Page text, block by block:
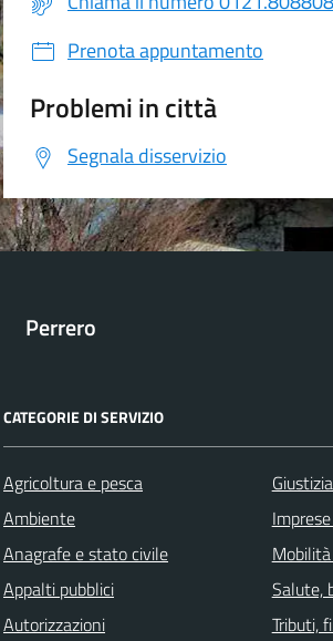
Prenota appuntamento
Problemi in città
Segnala disservizio
Perrero
CATEGORIE DI SERVIZIO
Agricoltura e pesca
Ambiente
Anagrafe e stato civile
Appalti pubblici
Autorizzazioni
Salute,
Tributi,